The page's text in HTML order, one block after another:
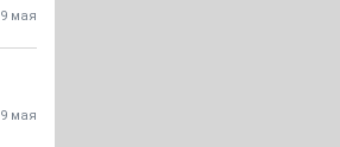
мая
мая